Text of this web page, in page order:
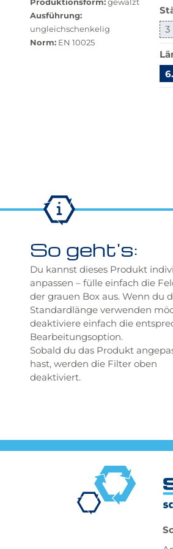
Ausführung:
ungleichschenkelig
Norm:EN 10025
3
So geht's:
Du kannst dieses Produkt
anpassen – fülle einfach die
der grauen Box aus. Wenn du
Standardlänge verwenden
deaktiviere einfach die
Bearbeitungsoption.
Sobald du das Produkt
hast, werden die Filter oben
deaktiviert.